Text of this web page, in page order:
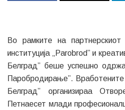
Во рамките на
институција „Parobrod” и
Белград” беше успешно
Паробродирање”. Вработените
Белград” организираа
Петнаесет млади